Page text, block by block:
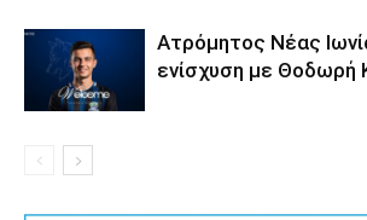
Ατρόμητος Νέας
ενίσχυση με Θοδωρή